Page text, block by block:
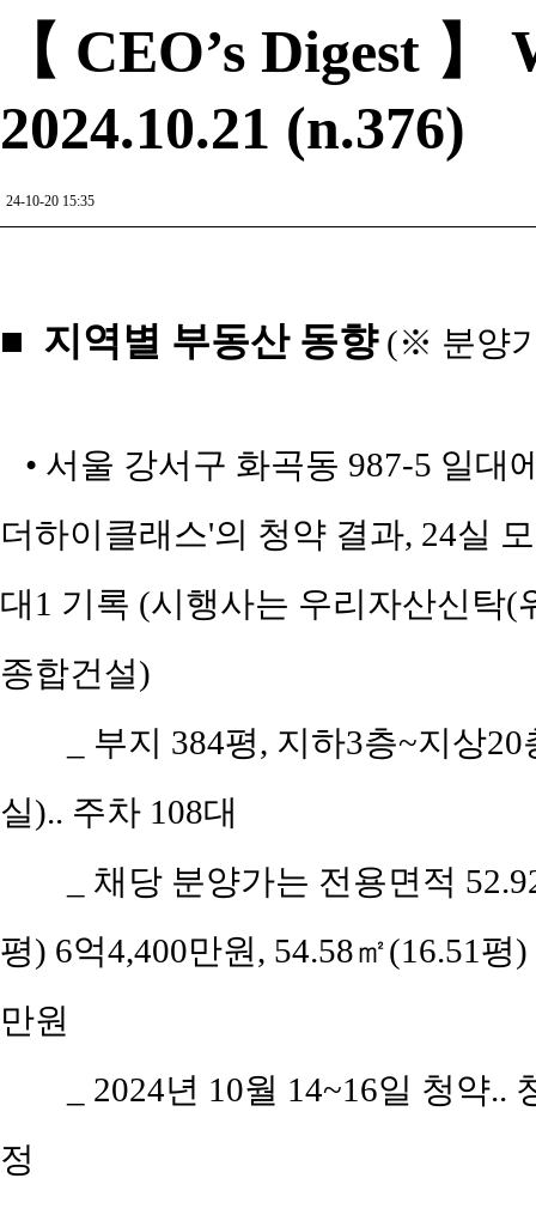
【 CEO’s Digest
2024.10.21 (n.376)
24-10-20 15:35
■ 지역별 부동산 동향(※ 분양
• 서울 강서구 화곡동 987-5 일대
더하이클래스'의 청약 결과, 24실
대1 기록 (시행사는 우리자산신탁(
종합건설)
_ 부지 384평, 지하3층~지상
실).. 주차 108대
_ 채당 분양가는 전용면적
평) 6억4,400만원, 54.58㎡(16.51평
만원
_ 2024년 10월 14~16일 청약
정